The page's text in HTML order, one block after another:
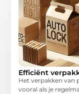
Efficiënt
Het verpakken van
vooral als je